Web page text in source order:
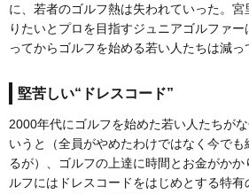
に、若者のゴルフ熱は失われていった。
りたいとプロを目指すジュニアゴルファ
ってからゴルフを始める若い人たちは減っ
堅苦しい“ドレスコード”
2000年代にゴルフを始めた若い人たちが
いうと（全員がやめたわけではなく今で
るが）、ゴルフの上達に時間とお金がか
ルフにはドレスコードをはじめとする特